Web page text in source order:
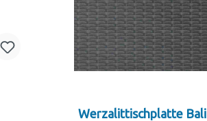
Werzalittischplatte Bali